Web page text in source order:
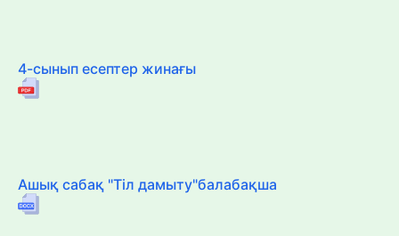
4-сынып есептер жинағы
Ашық сабақ "Тіл дамыту"балабақша